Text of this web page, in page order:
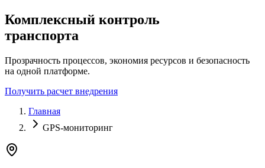
Комплексный контроль
транспорта
Прозрачность процессов, экономия ресурсов и безопасность
на одной платформе.
Получить расчет внедрения
Главная
GPS-мониторинг